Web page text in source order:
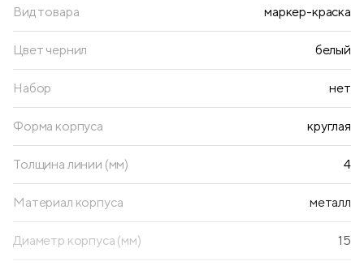
Вид товара маркер-краска
Цвет чернил белый
Набор нет
Форма корпуса круглая
Толщина линии (мм) 4
Материал корпуса металл
Диаметр корпуса (мм) 15